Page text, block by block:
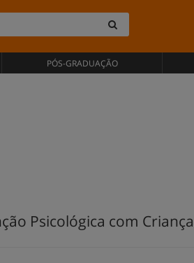
PÓS-GRADUAÇÃO
Psicológica com